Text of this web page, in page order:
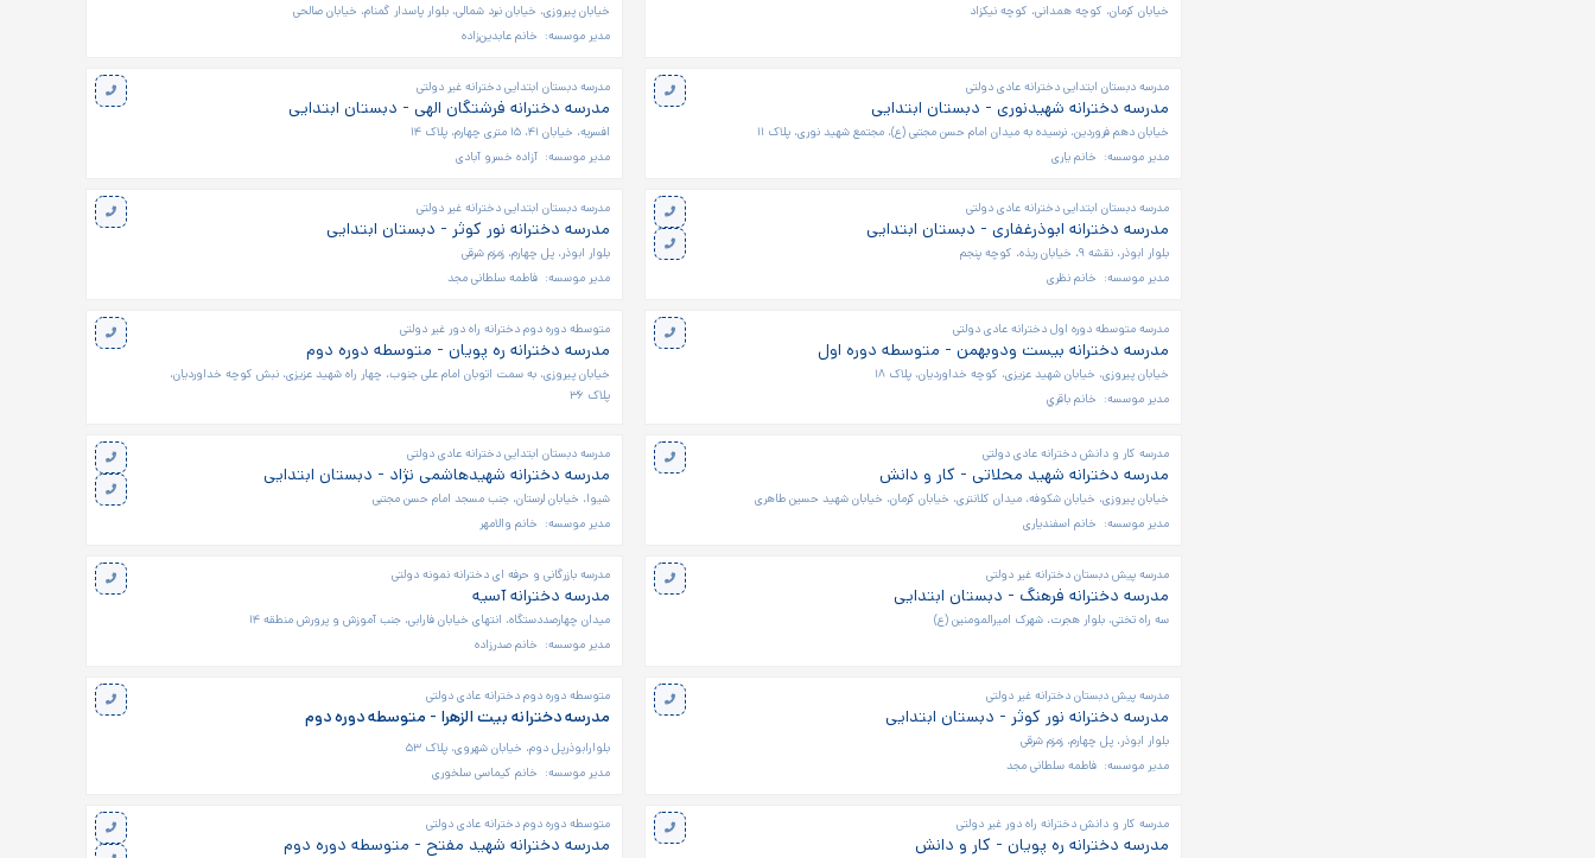
خیابان کرمان، کوچه همدانی، کوچه نیکزاد
خیابان پیروزی، خیابان نبرد شمالی، بلوار پاسدار گمنام، خیابان صالحی
مدیر موسسه: خانم عابدين‌زاده
مدرسه دبستان ابتدایی دخترانه عادی دولتی
مدرسه دخترانه شهیدنوری - دبستان ابتدایی
خیابان دهم فروردین، نرسیده به میدان امام حسن مجتبی (ع)، مجتمع شهید نوری، پلاک ۱۱
مدیر موسسه: خانم ياری
مدرسه دبستان ابتدایی دخترانه غیر دولتی
مدرسه دخترانه فرشتگان الهی - دبستان ابتدایی
افسریه، خیابان ۴۱، ۱۵ متری چهارم، پلاک ۱۴
مدیر موسسه: آزاده خسرو آبادی
مدرسه دبستان ابتدایی دخترانه عادی دولتی
مدرسه دخترانه ابوذرغفاری - دبستان ابتدایی
بلوار ابوذر، نقشه ۹، خیابان ربذه، کوچه پنجم
مدیر موسسه: خانم نظری
مدرسه دبستان ابتدایی دخترانه غیر دولتی
مدرسه دخترانه نور کوثر - دبستان ابتدایی
بلوار ابوذر، پل چهارم، زمزم شرقی
مدیر موسسه: فاطمه سلطانی مجد
مدرسه متوسطه دوره اول دخترانه عادی دولتی
مدرسه دخترانه بیست ودوبهمن - متوسطه دوره اول
خیابان پیروزی، خیابان شهید عزیزی، کوچه خداوردیان، پلاک ۱۸
مدیر موسسه: خانم باقري
متوسطه دوره دوم دخترانه راه دور غیر دولتی
مدرسه دخترانه ره پویان - متوسطه دوره دوم
خیابان پیروزی، به سمت اتوبان امام علی جنوب، چهار راه شهید عزیزی، نبش کوچه خداوردیان،
پلاک ۳۶
مدرسه کار و دانش دخترانه عادی دولتی
مدرسه دخترانه شهید محلاتی - کار و دانش
خیابان پیروزی، خیابان شکوفه، میدان کلانتری، خیابان کرمان، خیابان شهید حسین طاهری
مدیر موسسه: خانم اسفندياری
مدرسه دبستان ابتدایی دخترانه عادی دولتی
مدرسه دخترانه شهیدهاشمی نژاد - دبستان ابتدایی
شیوا، خیابان لرستان، جنب مسجد امام حسن مجتبی
مدیر موسسه: خانم والامهر
مدرسه پیش دبستان دخترانه غیر دولتی
مدرسه دخترانه فرهنگ - دبستان ابتدایی
سه راه تختی، بلوار هجرت، شهرک امیرالمومنین (ع)
مدرسه بازرگانی و حرفه ای دخترانه نمونه دولتی
مدرسه دخترانه آسیه
میدان چهارصددستگاه، انتهای خیابان فارابی، جنب آموزش و پرورش منطقه ۱۴
مدیر موسسه: خانم صدرزاده
مدرسه پیش دبستان دخترانه غیر دولتی
مدرسه دخترانه نور کوثر - دبستان ابتدایی
بلوار ابوذر، پل چهارم، زمزم شرقی
مدیر موسسه: فاطمه سلطانی مجد
متوسطه دوره دوم دخترانه عادی دولتی
مدرسه دخترانه بیت الزهرا - متوسطه دوره دوم
بلوارابوذرپل دوم، خیابان شهروی، پلاک ۵۳
مدیر موسسه: خانم کيماسی سلخوری
مدرسه کار و دانش دخترانه راه دور غیر دولتی
مدرسه دخترانه ره پویان - کار و دانش
متوسطه دوره دوم دخترانه عادی دولتی
مدرسه دخترانه شهید مفتح - متوسطه دوره دوم